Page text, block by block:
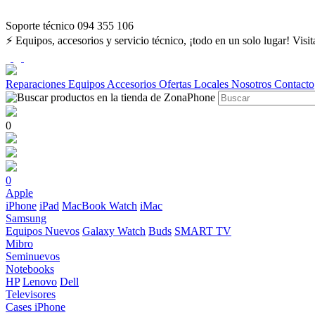
Soporte técnico 094 355 106
⚡ Equipos, accesorios y servicio técnico, ¡todo en un solo lugar!
Reparaciones Equipos Accesorios Ofertas Locales Nosotros Contacto
0
0
Apple
iPhone iPad MacBook Watch iMac
Samsung
Equipos Nuevos Galaxy Watch Buds SMART TV
Mibro
Seminuevos
Notebooks
HP Lenovo Dell
Televisores
Cases iPhone